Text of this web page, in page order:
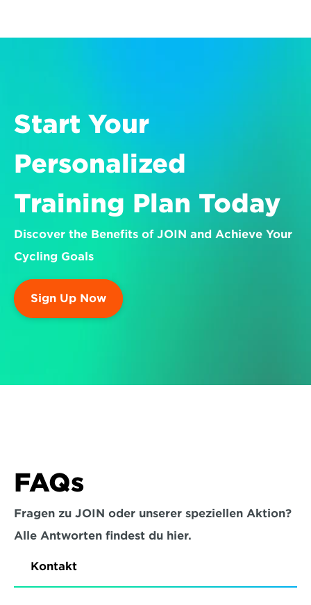
Start Your
Personalized
Training Plan Today
Discover the Benefits of JOIN and Achieve Your
Cycling Goals
Sign Up Now
FAQs
Fragen zu JOIN oder unserer speziellen Aktion?
Alle Antworten findest du hier.
Kontakt